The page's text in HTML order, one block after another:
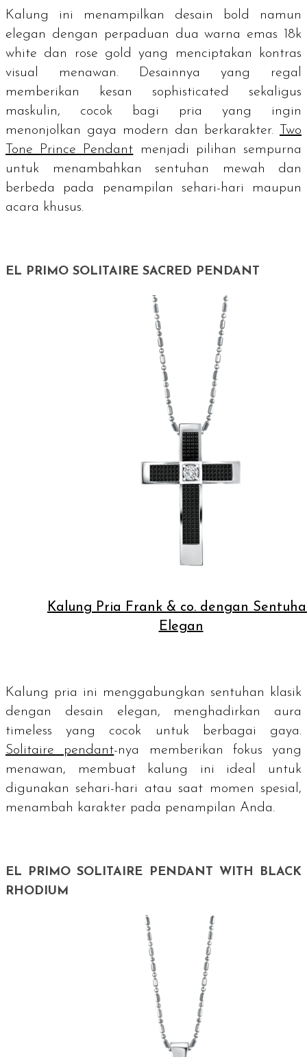
Kalung ini menampilkan desain bold namun
elegan dengan perpaduan dua warna emas 18k
white dan rose gold
yang menciptakan kontras
visual menawan. Desainnya yang regal
memberikan kesan sophisticated sekaligus
maskulin, cocok bagi pria yang ingin
menonjolkan gaya modern dan berkarakter.
Two
Tone Prince Pendant menjadi pilihan sempurna
untuk menambahkan sentuhan mewah dan
berbeda pada penampilan sehari-hari maupun
acara khusus.
EL PRIMO SOLITAIRE SACRED PENDANT
Kalung Pria Frank & co. dengan
Elegan
Kalung pria ini menggabungkan sentuhan klasik
dengan desain elegan, menghadirkan aura
timelessyang cocok untuk berbagai gaya.
Solitaire pendant-nya memberikan fokus yang
menawan, membuat kalung ini ideal untuk
digunakan sehari-hari atau saat momen spesial,
menambah karakter pada penampilan Anda.
EL PRIMO SOLITAIRE PENDANT WITH BLACK
RHODIUM